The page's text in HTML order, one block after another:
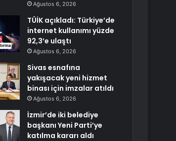
Ağustos 6, 2026
TÜİK açıkladı: Türkiye’de
internet kullanımı yüzde
92,3’e ulaştı
Ağustos 6, 2026
Sivas esnafına
yakışacak yeni hizmet
binası için imzalar atıldı
Ağustos 6, 2026
İzmir’de iki belediye
başkanı Yeni Parti’ye
katılma kararı aldı